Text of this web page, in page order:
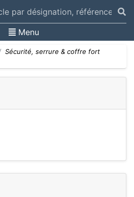
Toggle navigation
Menu
Sécurité, serrure & coffre fort